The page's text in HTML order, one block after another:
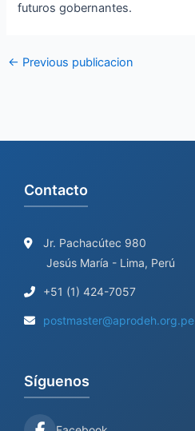
futuros gobernantes.
← Previous publicacion
Contacto
Jr. Pachacútec 980
Jesús María - Lima, Perú
+51 (1) 424-7057
postmaster@aprodeh.org.pe
Síguenos